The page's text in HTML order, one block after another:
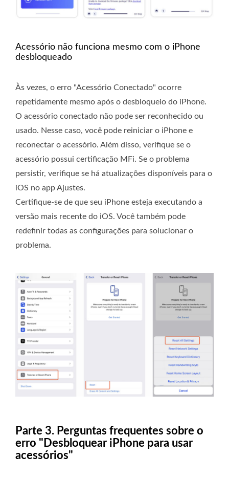
Acessório não funciona mesmo com o iPhone
desbloqueado
Às vezes, o erro "Acessório Conectado" ocorre
repetidamente mesmo após o desbloqueio do iPhone.
O acessório conectado não pode ser reconhecido ou
usado. Nesse caso, você pode reiniciar o iPhone e
reconectar o acessório. Além disso, verifique se o
acessório possui certificação MFi. Se o problema
persistir, verifique se há atualizações disponíveis para o
iOS no app Ajustes.
Certifique-se de que seu iPhone esteja executando a
versão mais recente do iOS. Você também pode
redefinir todas as configurações para solucionar o
problema.
Parte 3. Perguntas frequentes sobre o
erro "Desbloquear iPhone para usar
acessórios"